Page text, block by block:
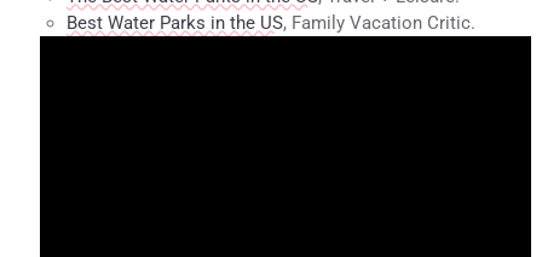
Best Water Parks in the US, Family Vacation Critic.